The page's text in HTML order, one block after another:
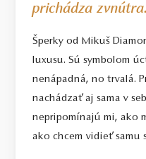
prichádza zvnútra.
Šperky od Mikuš
luxusu. Sú symbolom
nenápadná, no trvalá.
nachádzať aj sama v
nepripomínajú mi, ako
ako chcem vidieť samu